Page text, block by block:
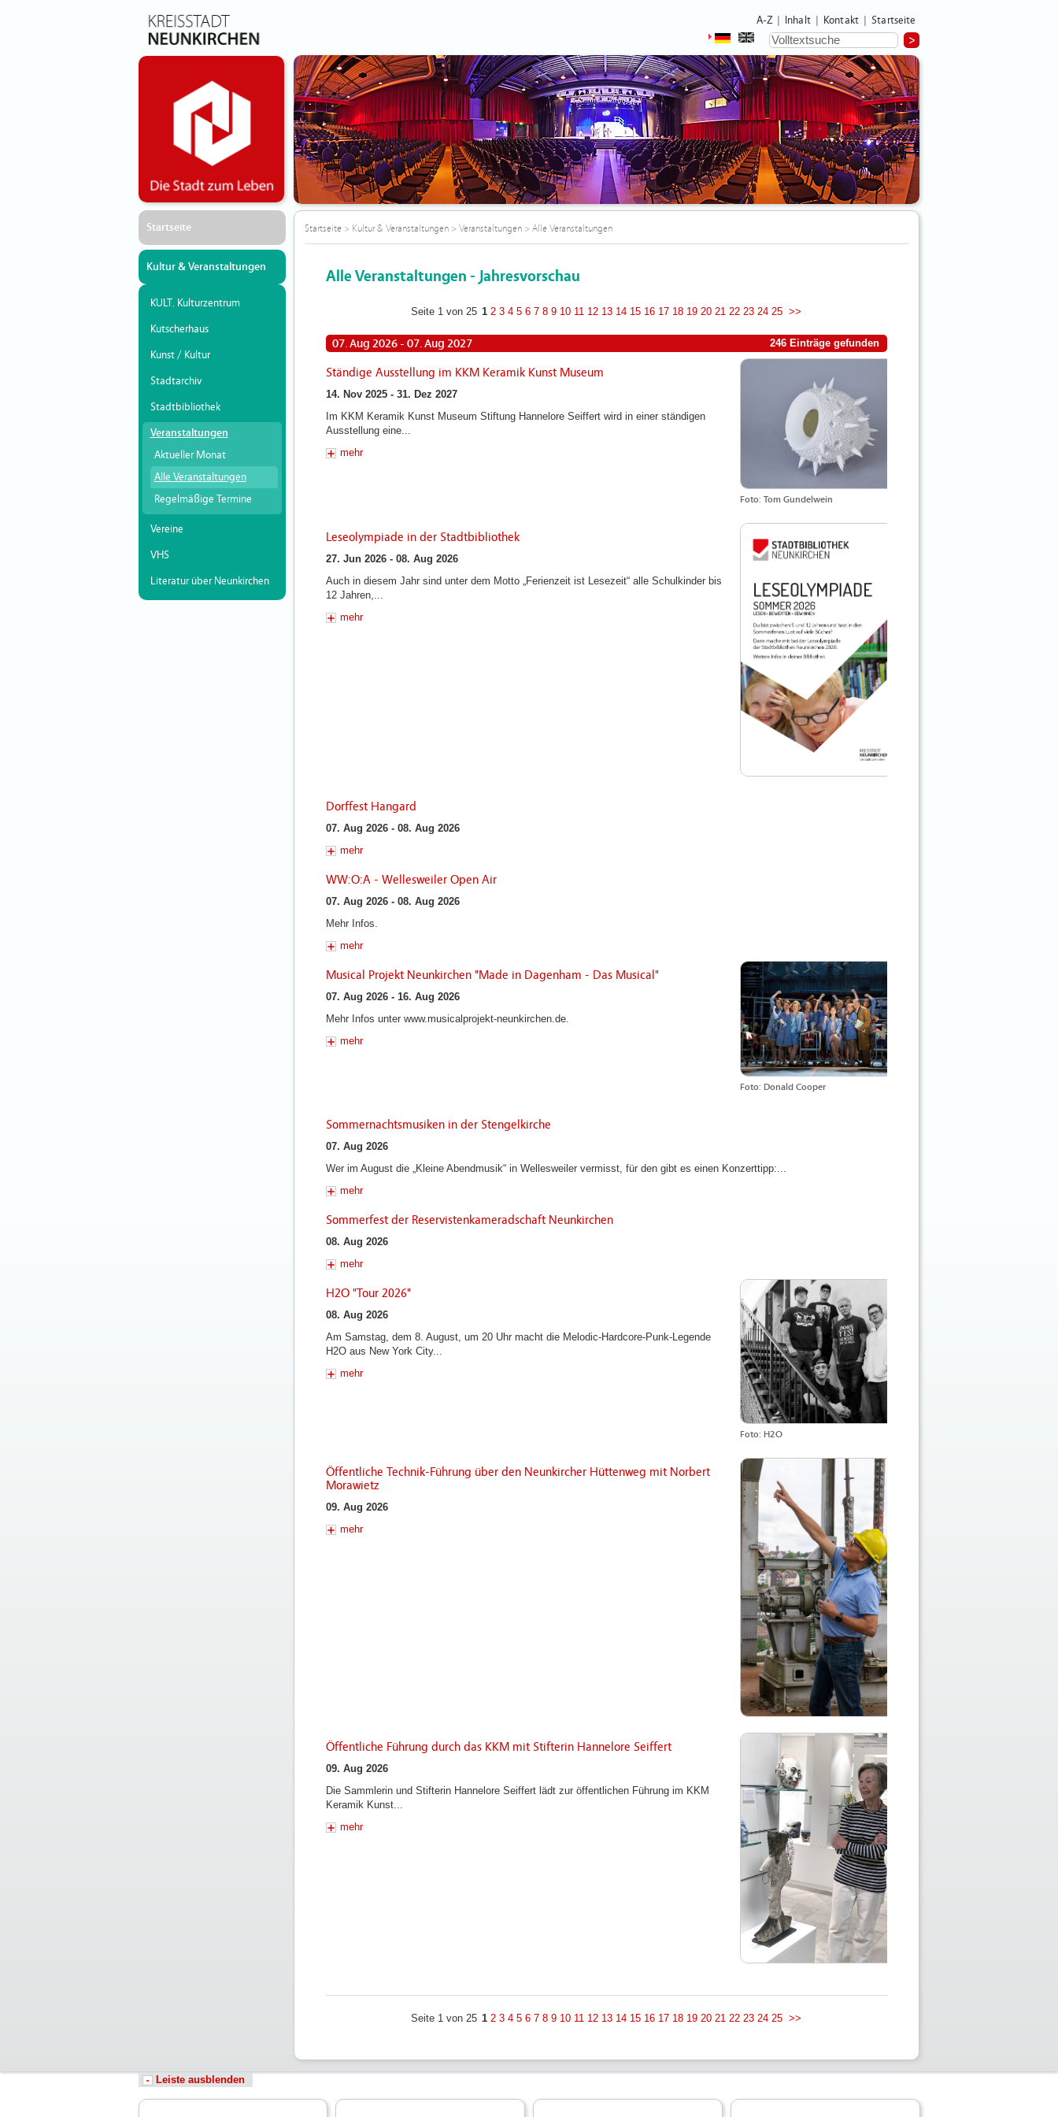
A-Z Inhalt Kontakt Startseite
Startseite
Kultur & Veranstaltungen
KULT. Kulturzentrum
Kutscherhaus
Kunst / Kultur
Stadtarchiv
Stadtbibliothek
Veranstaltungen
Aktueller Monat
Alle Veranstaltungen
Regelmäßige Termine
Vereine
VHS
Literatur über Neunkirchen
Startseite> Kultur & Veranstaltungen> Veranstaltungen> Alle Veranstaltungen
Alle Veranstaltungen - Jahresvorschau
Seite 1 von 25 1 2 3 4 5 6 7 8 9 10 11 12 13 14 15 16 17 18 19 20 21 22 23 24 25 >>
07. Aug 2026 - 07. Aug 2027 246 Einträge gefunden
Foto: Tom Gundelwein
Ständige Ausstellung im KKM Keramik Kunst Museum
14. Nov 2025 - 31. Dez 2027
Im KKM Keramik Kunst Museum Stiftung Hannelore Seiffert wird in einer ständigen
Ausstellung eine...
mehr
Leseolympiade in der Stadtbibliothek
27. Jun 2026 - 08. Aug 2026
Auch in diesem Jahr sind unter dem Motto „Ferienzeit ist Lesezeit“ alle Schulkinder bis
12 Jahren,...
mehr
Dorffest Hangard
07. Aug 2026 - 08. Aug 2026
mehr
WW:O:A - Wellesweiler Open Air
07. Aug 2026 - 08. Aug 2026
Mehr Infos.
mehr
Foto: Donald Cooper
Musical Projekt Neunkirchen "Made in Dagenham - Das Musical"
07. Aug 2026 - 16. Aug 2026
Mehr Infos unter www.musicalprojekt-neunkirchen.de.
mehr
Sommernachtsmusiken in der Stengelkirche
07. Aug 2026
Wer im August die „Kleine Abendmusik“ in Wellesweiler vermisst, für den gibt es einen Konzerttipp:...
mehr
Sommerfest der Reservistenkameradschaft Neunkirchen
08. Aug 2026
mehr
Foto: H2O
H2O "Tour 2026"
08. Aug 2026
Am Samstag, dem 8. August, um 20 Uhr macht die Melodic-Hardcore-Punk-Legende
H2O aus New York City...
mehr
Öffentliche Technik-Führung über den Neunkircher Hüttenweg mit Norbert
Morawietz
09. Aug 2026
mehr
Öffentliche Führung durch das KKM mit Stifterin Hannelore Seiffert
09. Aug 2026
Die Sammlerin und Stifterin Hannelore Seiffert lädt zur öffentlichen Führung im KKM
Keramik Kunst...
mehr
Seite 1 von 25 1 2 3 4 5 6 7 8 9 10 11 12 13 14 15 16 17 18 19 20 21 22 23 24 25 >>
Leiste ausblenden